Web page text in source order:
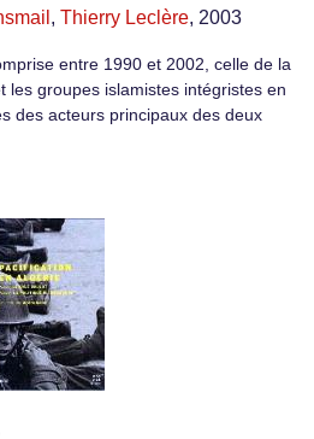
, Thierry Leclère, 2003
entre 1990 et 2002, celle de la
les groupes islamistes intégristes en
des acteurs principaux des deux